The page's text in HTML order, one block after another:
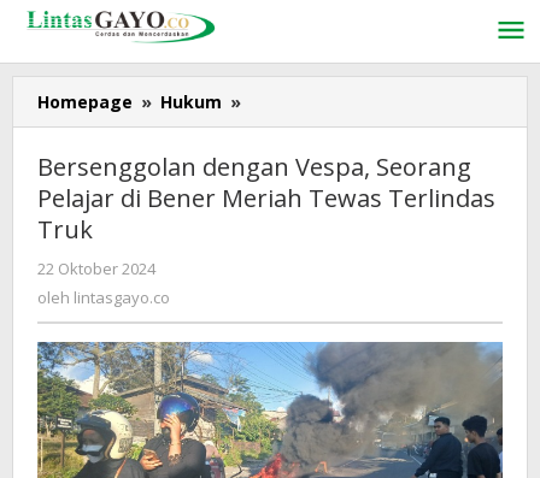
Lewati
konten
Homepage » Hukum »
dengan
Seorang
Pelajar
Terlindas
Truk
Bersenggolan dengan Vespa, Seorang
Pelajar di Bener Meriah Tewas Terlindas
Truk
22 Oktober 2024
lintasgayo.co
oleh lintasgayo.co